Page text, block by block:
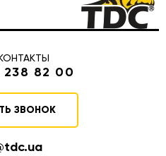
82 00
ЗВОНОК